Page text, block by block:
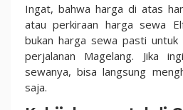
Ingat, bahwa harga di atas
atau perkiraan harga sewa
bukan harga sewa pasti
perjalanan Magelang. Jika
sewanya, bisa langsung
saja.